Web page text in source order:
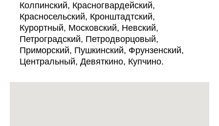
Колпинский, Красногвардейский,
Красносельский, Кронштадтский,
Курортный, Московский, Невский,
Петроградский, Петродворцовый,
Приморский, Пушкинский, Фрунзенский,
Центральный, Девяткино, Купчино.